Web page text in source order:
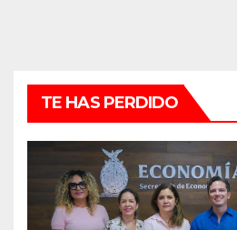
TE HAS PERDIDO